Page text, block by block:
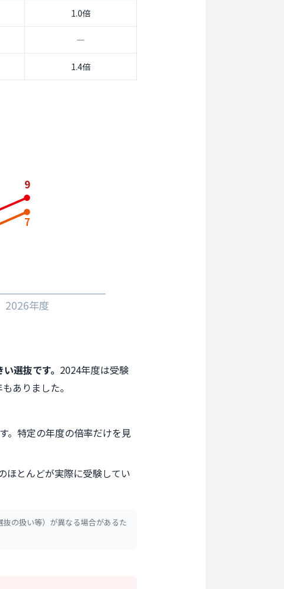
1.0倍
―
1.4倍
2026年度
9
7
選抜です。 2024年度は受験
ありました。
。特定の年度の倍率だけを見
ほとんどが実際に受験してい
の扱い等）が異なる場合があるた